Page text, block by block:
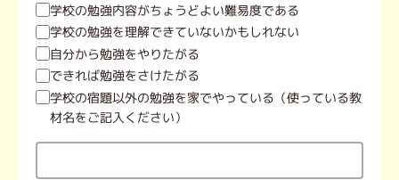
学校の勉強内容がちょうどよい難易度である
学校の勉強を理解できていないかもしれない
自分から勉強をやりたがる
できれば勉強をさけたがる
学校の宿題以外の勉強を家でやっている（使っている教
材名をご記入ください）